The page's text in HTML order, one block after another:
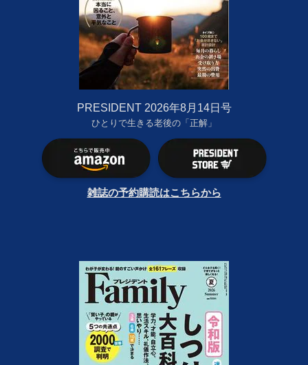
PRESIDENT 2026年8月14日号
ひとりで生きる老後の「正解」
雑誌の予約購読はこちらから